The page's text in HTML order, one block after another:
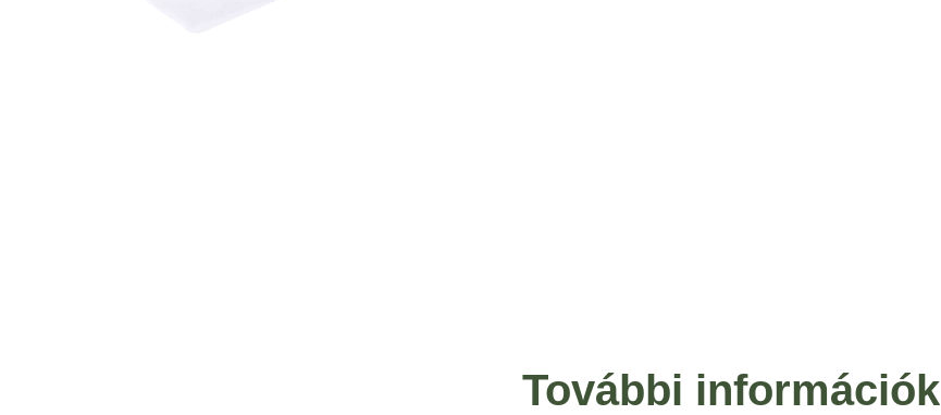
További információk